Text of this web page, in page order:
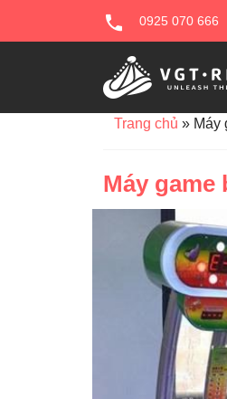
0925 070 666
Trang chủ » Máy
Máy game